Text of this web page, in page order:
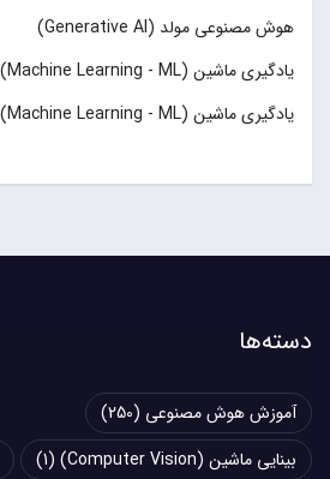
هوش مصنوعی مولد (Generative AI)
یادگیری ماشین (Machine Learning - ML)
یادگیری ماشین (Machine Learning - ML)
دسته‌ها
آموزش هوش مصنوعی (250)
بینایی ماشین (Computer Vision)
(1)